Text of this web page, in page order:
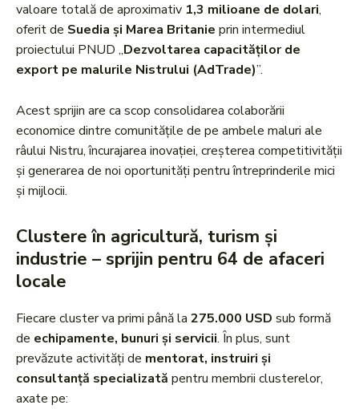
valoare totală de aproximativ 1,3 milioane de dolari,
oferit de Suedia și Marea Britanie prin intermediul
proiectului PNUD „Dezvoltarea capacităților de
export pe malurile Nistrului (AdTrade)”.
Acest sprijin are ca scop consolidarea colaborării
economice dintre comunitățile de pe ambele maluri ale
râului Nistru, încurajarea inovației, creșterea competitivității
și generarea de noi oportunități pentru întreprinderile mici
și mijlocii.
Clustere în agricultură, turism și
industrie – sprijin pentru 64 de afaceri
locale
Fiecare cluster va primi până la 275.000 USD sub formă
de echipamente, bunuri și servicii. În plus, sunt
prevăzute activități de mentorat, instruiri și
consultanță specializată pentru membrii clusterelor,
axate pe: